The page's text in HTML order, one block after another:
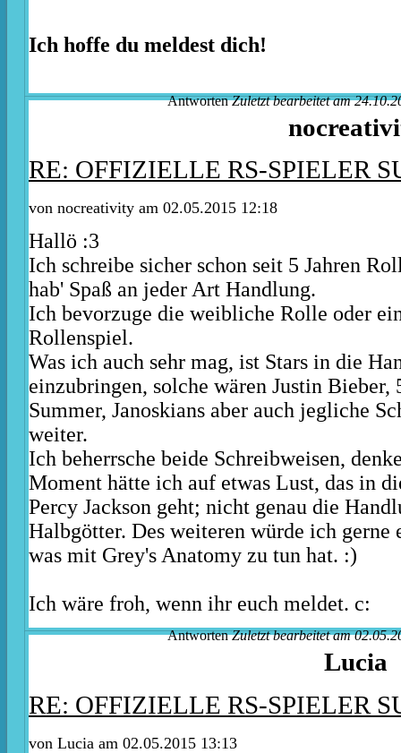
Ich hoffe du meldest dich!
Antworten Zuletzt bearbeitet am
RE: OFFIZIELLE RS-SPIELER
von nocreativity am 02.05.2015 12:18
Hallö :3
Ich schreibe sicher schon seit 5 Jahren
hab' Spaß an jeder Art Handlung.
Ich bevorzuge die weibliche Rolle oder
Rollenspiel.
Was ich auch sehr mag, ist Stars in die
einzubringen, solche wären Justin Bieber,
Summer, Janoskians aber auch jegliche
weiter.
Ich beherrsche beide Schreibweisen,
Moment hätte ich auf etwas Lust, das in
Percy Jackson geht; nicht genau die
Halbgötter. Des weiteren würde ich gerne
was mit Grey's Anatomy zu tun hat. :)
Ich wäre froh, wenn ihr euch meldet. c:
Antworten Zuletzt bearbeitet am
Lucia
RE: OFFIZIELLE RS-SPIELER
von Lucia am 02.05.2015 13:13